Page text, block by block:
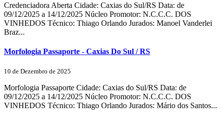
Credenciadora Aberta Cidade: Caxias do Sul/RS Data: de
09/12/2025 a 14/12/2025 Núcleo Promotor: N.C.C.C. DOS
VINHEDOS Técnico: Thiago Orlando Jurados: Manoel Vanderlei
Braz...
Morfologia Passaporte - Caxias Do Sul / RS
10 de Dezembro de 2025
Morfologia Passaporte Cidade: Caxias do Sul/RS Data: de
09/12/2025 a 14/12/2025 Núcleo Promotor: N.C.C.C. DOS
VINHEDOS Técnico: Thiago Orlando Jurados: Mário dos Santos...